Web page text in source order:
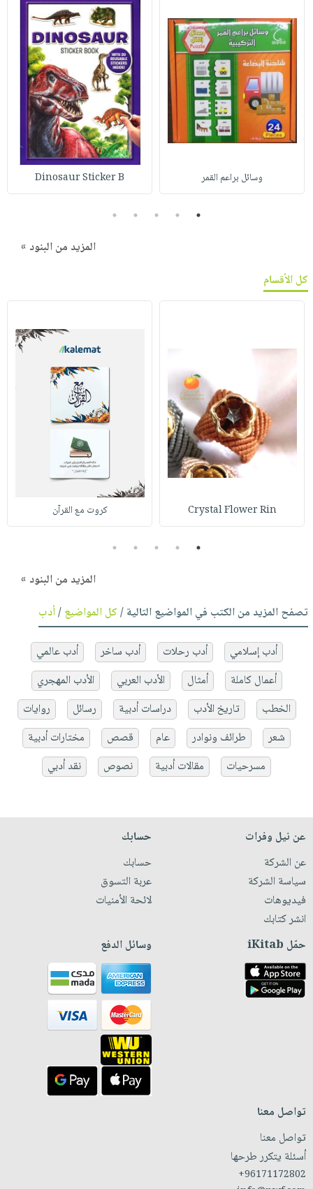
وسائل براعم القمر Dinosaur Sticker B
1
2
3
4
5
المزيد من البنود »
كل الأقسام
Crystal Flower Rin كروت مع القرآن
1
2
3
4
5
المزيد من البنود »
تصفح المزيد من الكتب في المواضيع التالية /كل المواضيع/أدب
أدب إسلامي أدب رحلات أدب ساخر
أدب عالمي
أعمال كاملة
أمثال الأدب العربي
الأدب المهجري
الخطب
تاريخ الأدب دراسات أدبية رسائل
روايات
شعر
طرائف ونوادر عام قصص
مختارات أدبية
مسرحيات
مقالات أدبية نصوص نقد أدبي
عن نيل وفرات
عن الشركة
سياسة الشركة
فيديوهات
انشر كتابك
حسابك
حسابك
عربة التسوق
لائحة الأمنيات
حمّل iKitab وسائل الدفع
تواصل معنا
تواصل معنا
أسئلة يتكرر طرحها
+96171172802